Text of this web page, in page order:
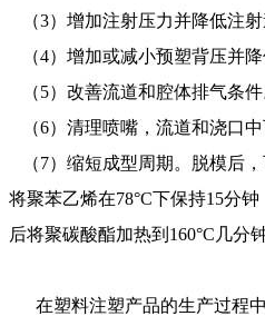
（3）增加注射压力并降低注射
（4）增加或减小预塑背压并降
（5）改善流道和腔体排气条件
（6）清理喷嘴，流道和浇口中
（7）缩短成型周期。脱模后
将聚苯乙烯在78°C下保持15分
后将聚碳酸酯加热到160°C几分钟
在塑料注塑产品的生产过程